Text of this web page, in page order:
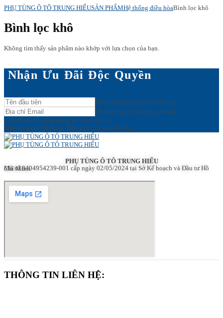
PHỤ TÙNG Ô TÔ TRUNG HIẾUSẢN PHẨMHệ thống điều hòaBình lọc khô
Bình lọc khô
Không tìm thấy sản phẩm nào khớp với lựa chọn của bạn.
Nhận Ưu Đãi Độc Quyền
Xin vui lòng nhập tên của bạn
Không hợp lệ trống hay email
Bạn đã thành công đăng ký vào bản tin.
Một cái gì đó đã đi sai. Đăng ký của bạn thất bại.
PHỤ TÙNG Ô TÔ TRUNG HIẾU
Mã số 8404954239-001
cấp ngày 02/05/2024 tại Sở Kế hoạch và Đầu tư Hồ Chí Minh
THÔNG TIN LIÊN HỆ: